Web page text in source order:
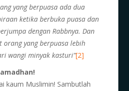
yang berpuasa ada dua
ketika berbuka puasa dan
dengan Rabbnya. Dan
orang yang berpuasa lebih
wangi minyak kasturi”[2]
kaum Muslimin! Sambutlah